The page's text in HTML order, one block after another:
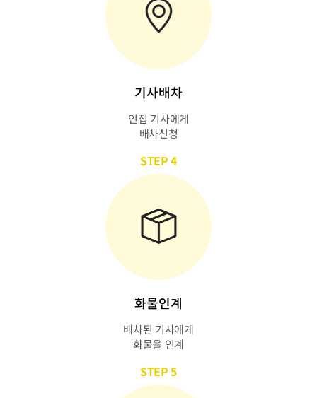
기사배차
인접 기사에게
배차신청
STEP 4
화물인계
배차된 기사에게
화물을 인계
STEP 5